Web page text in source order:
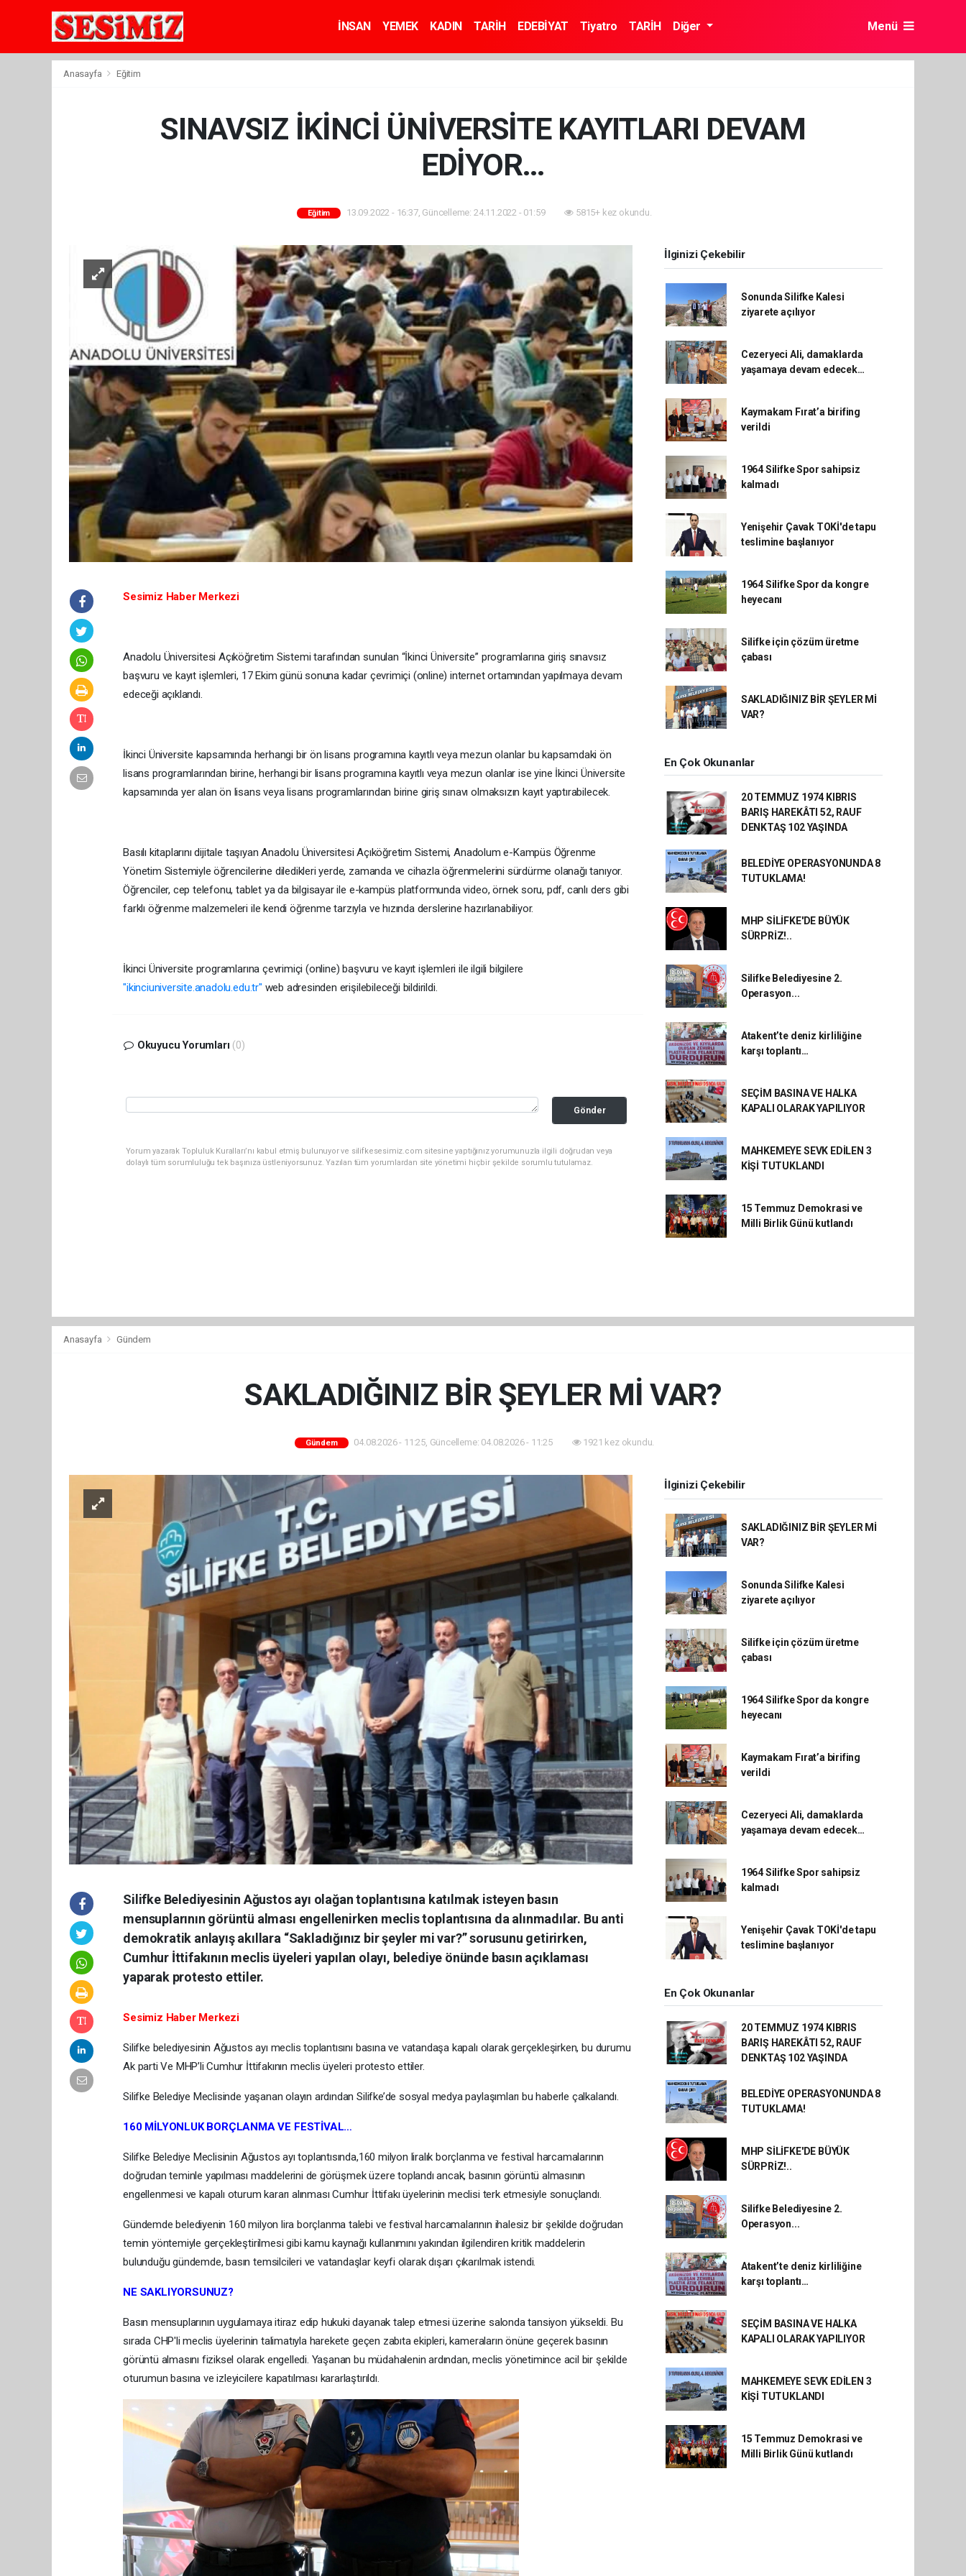
İNSAN YEMEK KADIN TARİH EDEBİYAT Tiyatro TARİH Diğer Menü
Anasayfa Eğitim
SINAVSIZ İKİNCİ ÜNİVERSİTE KAYITLARI DEVAM
EDİYOR…
Eğitim 13.09.2022 - 16:37, Güncelleme: 24.11.2022 - 01:59 5815+ kez okundu.
Sesimiz Haber Merkezi
Anadolu Üniversitesi Açıköğretim Sistemi tarafından sunulan “İkinci Üniversite” programlarına giriş sınavsız
başvuru ve kayıt işlemleri, 17 Ekim günü sonuna kadar çevrimiçi (online) internet ortamından yapılmaya devam
edeceği açıklandı.
İkinci Üniversite kapsamında herhangi bir ön lisans programına kayıtlı veya mezun olanlar bu kapsamdaki ön
lisans programlarından birine, herhangi bir lisans programına kayıtlı veya mezun olanlar ise yine İkinci Üniversite
kapsamında yer alan ön lisans veya lisans programlarından birine giriş sınavı olmaksızın kayıt yaptırabilecek.
Basılı kitaplarını dijitale taşıyan Anadolu Üniversitesi Açıköğretim Sistemi, Anadolum e-Kampüs Öğrenme
Yönetim Sistemiyle öğrencilerine diledikleri yerde, zamanda ve cihazla öğrenmelerini sürdürme olanağı tanıyor.
Öğrenciler, cep telefonu, tablet ya da bilgisayar ile e-kampüs platformunda video, örnek soru, pdf, canlı ders gibi
farklı öğrenme malzemeleri ile kendi öğrenme tarzıyla ve hızında derslerine hazırlanabiliyor.
İkinci Üniversite programlarına çevrimiçi (online) başvuru ve kayıt işlemleri ile ilgili bilgilere
"ikinciuniversite.anadolu.edu.tr" web adresinden erişilebileceği bildirildi.
Okuyucu Yorumları (0)
Gönder
Yorum yazarak Topluluk Kuralları’nı kabul etmiş bulunuyor ve silifkesesimiz.com sitesine yaptığınız yorumunuzla ilgili doğrudan veya
dolaylı tüm sorumluluğu tek başınıza üstleniyorsunuz. Yazılan tüm yorumlardan site yönetimi hiçbir şekilde sorumlu tutulamaz.
İlginizi Çekebilir
Sonunda Silifke Kalesi
ziyarete açılıyor
Cezeryeci Ali, damaklarda
yaşamaya devam edecek…
Kaymakam Fırat’a birifing
verildi
1964 Silifke Spor sahipsiz
kalmadı
Yenişehir Çavak TOKİ'de tapu
teslimine başlanıyor
1964 Silifke Spor da kongre
heyecanı
Silifke için çözüm üretme
çabası
SAKLADIĞINIZ BİR ŞEYLER Mİ
VAR?
En Çok Okunanlar
20 TEMMUZ 1974 KIBRIS
BARIŞ HAREKÂTI 52, RAUF
DENKTAŞ 102 YAŞINDA
BELEDİYE OPERASYONUNDA 8
TUTUKLAMA!
MHP SİLİFKE'DE BÜYÜK
SÜRPRİZ!..
Silifke Belediyesine 2.
Operasyon...
Atakent’te deniz kirliliğine
karşı toplantı…
SEÇİM BASINA VE HALKA
KAPALI OLARAK YAPILIYOR
MAHKEMEYE SEVK EDİLEN 3
KİŞİ TUTUKLANDI
15 Temmuz Demokrasi ve
Milli Birlik Günü kutlandı
Anasayfa Gündem
SAKLADIĞINIZ BİR ŞEYLER Mİ VAR?
Gündem 04.08.2026 - 11:25, Güncelleme: 04.08.2026 - 11:25 1921 kez okundu.
Silifke Belediyesinin Ağustos ayı olağan toplantısına katılmak isteyen basın
mensuplarının görüntü alması engellenirken meclis toplantısına da alınmadılar. Bu anti
demokratik anlayış akıllara “Sakladığınız bir şeyler mi var?” sorusunu getirirken,
Cumhur İttifakının meclis üyeleri yapılan olayı, belediye önünde basın açıklaması
yaparak protesto ettiler.
Sesimiz Haber Merkezi
Silifke belediyesinin Ağustos ayı meclis toplantısını basına ve vatandaşa kapalı olarak gerçekleşirken, bu durumu
Ak parti Ve MHP’li Cumhur İttifakının meclis üyeleri protesto ettiler.
Silifke Belediye Meclisinde yaşanan olayın ardından Silifke’de sosyal medya paylaşımları bu haberle çalkalandı.
160 MİLYONLUK BORÇLANMA VE FESTİVAL…
Silifke Belediye Meclisinin Ağustos ayı toplantısında,160 milyon liralık borçlanma ve festival harcamalarının
doğrudan teminle yapılması maddelerini de görüşmek üzere toplandı ancak, basının görüntü almasının
engellenmesi ve kapalı oturum kararı alınması Cumhur İttifakı üyelerinin meclisi terk etmesiyle sonuçlandı.
Gündemde belediyenin 160 milyon lira borçlanma talebi ve festival harcamalarının ihalesiz bir şekilde doğrudan
temin yöntemiyle gerçekleştirilmesi gibi kamu kaynağı kullanımını yakından ilgilendiren kritik maddelerin
bulunduğu gündemde, basın temsilcileri ve vatandaşlar keyfi olarak dışarı çıkarılmak istendi.
NE SAKLIYORSUNUZ?
Basın mensuplarının uygulamaya itiraz edip hukuki dayanak talep etmesi üzerine salonda tansiyon yükseldi. Bu
sırada CHP'li meclis üyelerinin talimatıyla harekete geçen zabıta ekipleri, kameraların önüne geçerek basının
görüntü almasını fiziksel olarak engelledi. Yaşanan bu müdahalenin ardından, meclis yönetimince acil bir şekilde
oturumun basına ve izleyicilere kapatılması kararlaştırıldı.
İlginizi Çekebilir
SAKLADIĞINIZ BİR ŞEYLER Mİ
VAR?
Sonunda Silifke Kalesi
ziyarete açılıyor
Silifke için çözüm üretme
çabası
1964 Silifke Spor da kongre
heyecanı
Kaymakam Fırat’a birifing
verildi
Cezeryeci Ali, damaklarda
yaşamaya devam edecek…
1964 Silifke Spor sahipsiz
kalmadı
Yenişehir Çavak TOKİ'de tapu
teslimine başlanıyor
En Çok Okunanlar
20 TEMMUZ 1974 KIBRIS
BARIŞ HAREKÂTI 52, RAUF
DENKTAŞ 102 YAŞINDA
BELEDİYE OPERASYONUNDA 8
TUTUKLAMA!
MHP SİLİFKE'DE BÜYÜK
SÜRPRİZ!..
Silifke Belediyesine 2.
Operasyon...
Atakent’te deniz kirliliğine
karşı toplantı…
SEÇİM BASINA VE HALKA
KAPALI OLARAK YAPILIYOR
MAHKEMEYE SEVK EDİLEN 3
KİŞİ TUTUKLANDI
15 Temmuz Demokrasi ve
Milli Birlik Günü kutlandı